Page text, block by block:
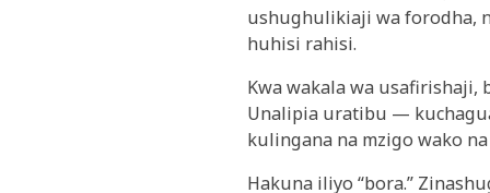
ushughulikiaji wa forodha,
huhisi rahisi.
Kwa wakala wa usafirishaji,
Unalipia uratibu —
kulingana na mzigo wako
Hakuna iliyo “bora.”